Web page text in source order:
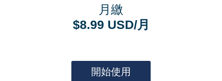
月繳
$8.99 USD/月
開始使用